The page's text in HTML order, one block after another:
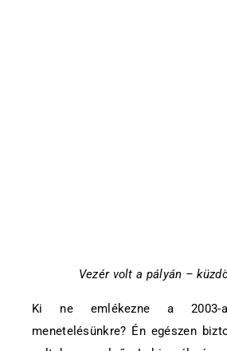
Vezér volt a pályán –
Ki ne emlékezne a 2003-
menetelésünkre? Én egészen